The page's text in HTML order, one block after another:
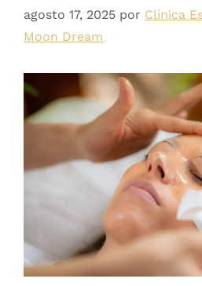
agosto 17, 2025 por Clínica
Moon Dream